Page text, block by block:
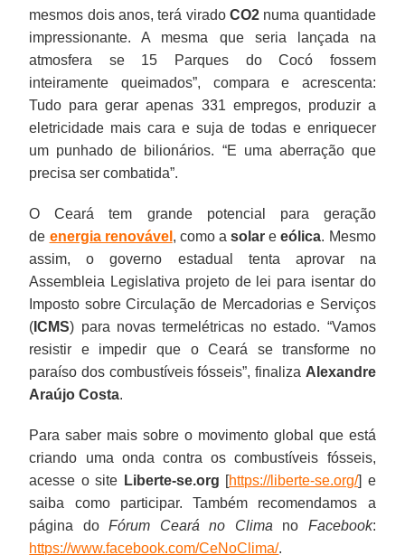
mesmos dois anos, terá virado CO2numa quantidade
impressionante. A mesma que seria lançada na
atmosfera se 15 Parques do Cocó fossem
inteiramente queimados”, compara e acrescenta:
Tudo para gerar apenas 331 empregos, produzir a
eletricidade mais cara e suja de todas e enriquecer
um punhado de bilionários. “E uma aberração que
precisa ser combatida”.
O Ceará tem grande potencial para geração
de energia renovável , como asolar eeólica. Mesmo
assim, o governo estadual tenta aprovar na
Assembleia Legislativa projeto de lei para isentar do
Imposto sobre Circulação de Mercadorias e Serviços
( ICMS) para novas termelétricas no estado. “Vamos
resistir e impedir que o Ceará se transforme no
paraíso dos combustíveis fósseis”, finaliza Alexandre
Araújo Costa.
Para saber mais sobre o movimento global que está
criando uma onda contra os combustíveis fósseis,
acesse o site Liberte-se.org [https://liberte-se.org/] e
saiba como participar. Também recomendamos a
página doFórum Ceará no Clima no Facebook:
https://www.facebook.com/CeNoClima/.